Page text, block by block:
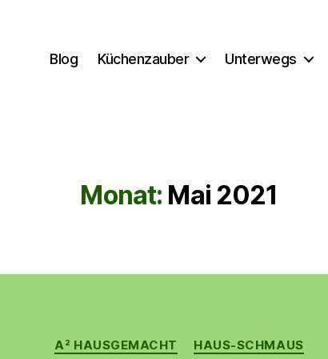
Blog Küchenzauber Unterwegs
Monat: Mai 2021
Kategorien
A² HAUSGEMACHT HAUS-SCHMAUS